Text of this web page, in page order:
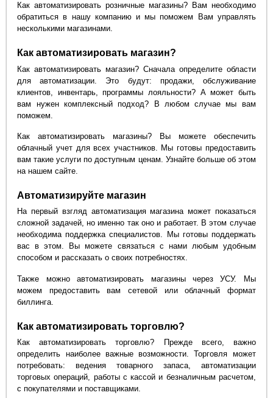
Как автоматизировать розничные магазины? Вам необходимо
обратиться в нашу компанию и мы поможем Вам управлять
несколькими магазинами.
Как автоматизировать магазин?
Как автоматизировать магазин? Сначала определите области
для автоматизации. Это будут: продажи, обслуживание
клиентов, инвентарь, программы лояльности? А может быть
вам нужен комплексный подход? В любом случае мы вам
поможем.
Как автоматизировать магазины? Вы можете обеспечить
облачный учет для всех участников. Мы готовы предоставить
вам такие услуги по доступным ценам. Узнайте больше об этом
на нашем сайте.
Автоматизируйте магазин
На первый взгляд автоматизация магазина может показаться
сложной задачей, но именно так оно и работает. В этом случае
необходима поддержка специалистов. Мы готовы поддержать
вас в этом. Вы можете связаться с нами любым удобным
способом и рассказать о своих потребностях.
Также можно автоматизировать магазины через УСУ. Мы
можем предоставить вам сетевой или облачный формат
биллинга.
Как автоматизировать торговлю?
Как автоматизировать торговлю? Прежде всего, важно
определить наиболее важные возможности. Торговля может
потребовать: ведения товарного запаса, автоматизации
торговых операций, работы с кассой и безналичным расчетом,
с покупателями и поставщиками.